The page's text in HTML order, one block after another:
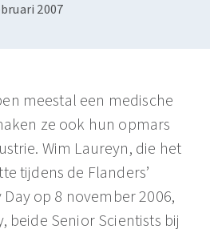
2007
meestal een medische
ze ook hun opmars
Wim Laureyn, die het
tijdens de Flanders’
Day op 8 november 2006,
beide Senior Scientists bij